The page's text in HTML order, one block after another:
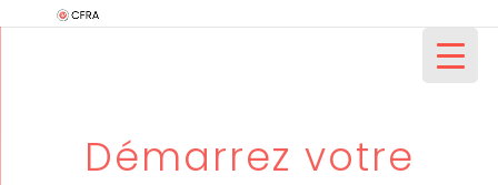
Démarrez votre